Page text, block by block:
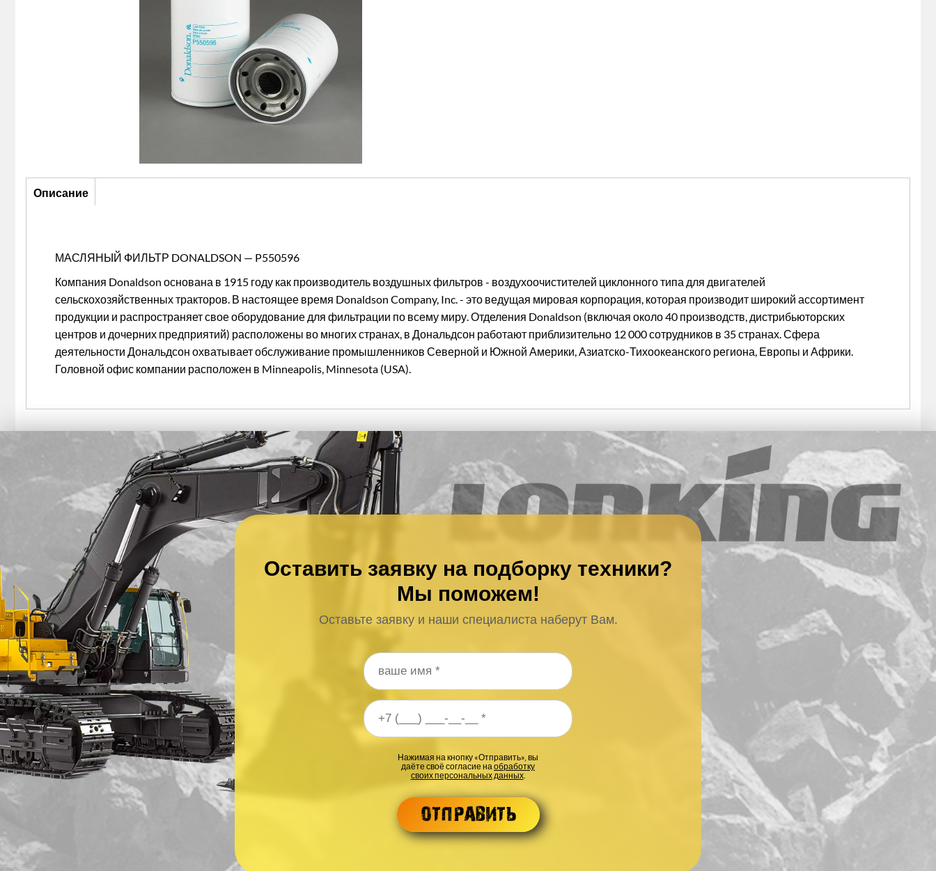
Описание
Описание
МАСЛЯНЫЙ ФИЛЬТР DONALDSON — P550596
Компания Donaldson основана в 1915 году как производитель воздушных фильтров - воздухоочистителей циклонного типа для двигателей
сельскохозяйственных тракторов. В настоящее время Donaldson Company, Inc. - это ведущая мировая корпорация, которая производит широкий ассортимент
продукции и распространяет свое оборудование для фильтрации по всему миру. Отделения Donaldson (включая около 40 производств, дистрибьюторских
центров и дочерних предприятий) расположены во многих странах, в Дональдсон работают приблизительно 12 000 сотрудников в 35 странах. Сфера
деятельности Дональдсон охватывает обслуживание промышленников Северной и Южной Америки, Азиатско-Тихоокеанского региона, Европы и Африки.
Головной офис компании расположен в Minneapolis, Minnesota (USA).
Оставить заявку на подборку техники?
Мы поможем!
Оставьте заявку и наши специалиста наберут Вам.
Ваш номер телефона
Нажимая на кнопку «Отправить», вы
даёте своё согласие на обработку
своих персональных данных.